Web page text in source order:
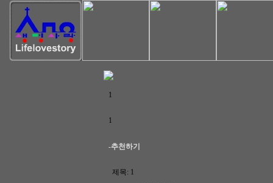
1
1
-추천하기
제목: 1